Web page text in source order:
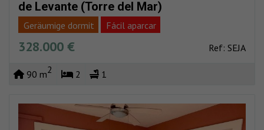
de Levante (Torre del Mar)
Geräumige dormit
Fácil aparcar
Strand ganz in der nähe
328.000 € Ref: SEJA
90 m2 2 1